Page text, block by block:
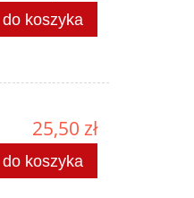
do koszyka
25,50 zł
do koszyka